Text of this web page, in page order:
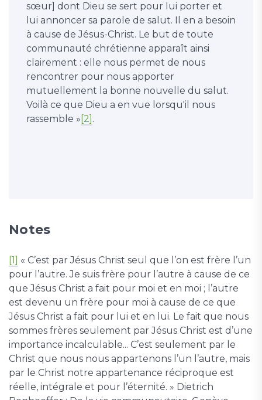
sœur] dont Dieu se sert pour lui porter et
lui annoncer sa parole de salut. Il en a besoin
à cause de Jésus-Christ. Le but de toute
communauté chrétienne apparaît ainsi
clairement : elle nous permet de nous
rencontrer pour nous apporter
mutuellement la bonne nouvelle du salut.
Voilà ce que Dieu a en vue lorsqu'il nous
rassemble » [2] .
Notes
[1] « C’est par Jésus Christ seul que l’on est frère l’un
pour l’autre. Je suis frère pour l’autre à cause de ce
que Jésus Christ a fait pour moi et en moi ; l’autre
est devenu un frère pour moi à cause de ce que
Jésus Christ a fait pour lui et en lui. Le fait que nous
sommes frères seulement par Jésus Christ est d’une
importance incalculable... C’est seulement par le
Christ que nous nous appartenons l’un l’autre, mais
par le Christ notre appartenance réciproque est
réelle, intégrale et pour l’éternité. » Dietrich